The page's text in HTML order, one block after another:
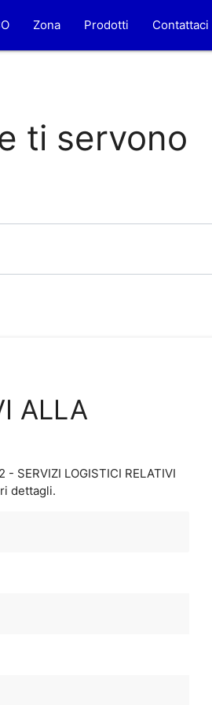
Zona Prodotti Contattaci
ti servono
ALLA
- SERVIZI LOGISTICI RELATIVI
dettagli.